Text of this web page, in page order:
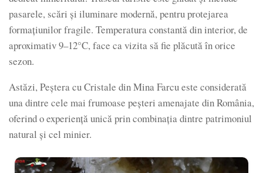
pasarele, scări și iluminare modernă, pentru protejarea
formațiunilor fragile. Temperatura constantă din interior, de
aproximativ 9–12°C, face ca vizita să fie plăcută în orice
sezon.
Astăzi, Peștera cu Cristale din Mina Farcu este considerată
una dintre cele mai frumoase peșteri amenajate din România,
oferind o experiență unică prin combinația dintre patrimoniul
natural și cel minier.